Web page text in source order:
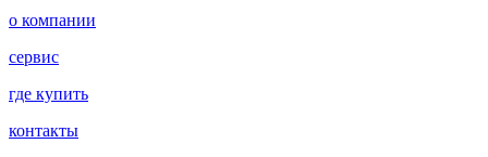
о компании
сервис
где купить
контакты